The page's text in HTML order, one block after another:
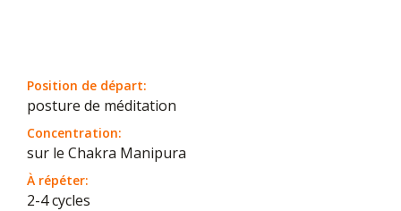
Position de départ:
posture de méditation
Concentration:
sur le Chakra Manipura
À répéter:
2-4 cycles